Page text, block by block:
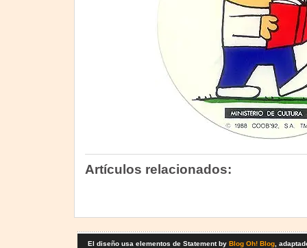
Artículos relacionados:
El diseño usa elementos de Statement by Blog Oh! Blog,